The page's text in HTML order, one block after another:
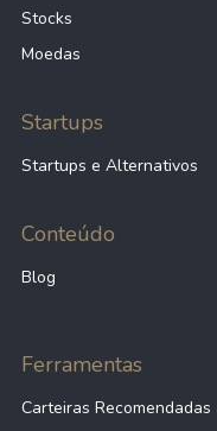
Stocks
Moedas
Startups
Startups e Alternativos
Conteúdo
Blog
Ferramentas
Carteiras Recomendadas